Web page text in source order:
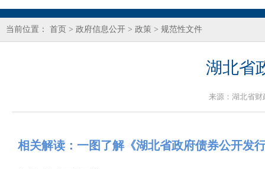
当前位置： 首页 > 政府信息公开 > 政策 > 规范性文件
湖北省
来源： 湖北省财
相关解读：一图了解《湖北省政府债券公开发